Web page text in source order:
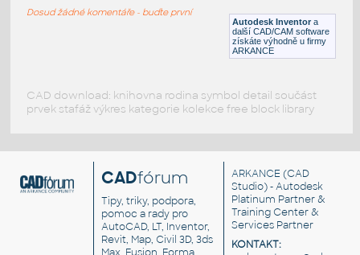
velikostí: 4,5,6,8,9,10,12,14 (iPart)
Autodesk Inventor a
další CAD/CAM software
získáte výhodně u firmy
ARKANCE
Dosud žádné komentáře - buďte první
CAD download: knihovna rodina symbol detail součást
prvek stafáž výkres kategorie kolekce free block library
CADfórum
Tipy, triky, podpora,
pomoc a rady pro
AutoCAD, LT, Inventor,
Revit, Map, Civil 3D, 3ds
ARKANCE (CAD
Studio) - Autodesk
Platinum Partner &
Training Center &
Services Partner
KONTAKT: